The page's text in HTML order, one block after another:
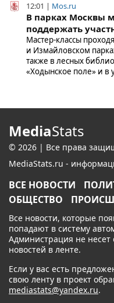
12:01 | Mos.ru
В парках Москвы
поддержать
Мастер-классы
и Измайловском
также в лесных
«Ходынское поле» и в
MediaStats
© 2026 | Все права
MediaStats.ru -
ВСЕ НОВОСТИ
ОБЩЕСТВО
Все новости, которые
попадают в систему
Администрация не несет
новостей в ленте.
Если у вас есть
свою ленту в проект
mediastats@yandex.ru.